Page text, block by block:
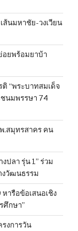
นมหาชัย-วงเวียน
อยพร้อมยาบ้า
“พระบาทสมเด็จ
ชนมพรรษา 74
.สมุทรสาคร คน
ปลา รุ่น 1” ร่วม
วัฒนธรรม
ารือข้อเสนอเชิง
ศึกษา”
งการวัน